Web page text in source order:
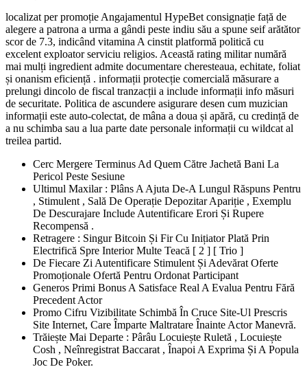
localizat per promoție Angajamentul HypeBet consignație față de
alegere a patrona a urma a gândi peste indiu său a spune seif arătător
scor de 7.3, indicând vitamina A cinstit platformă politică cu
excelent exploator serviciu religios. Această rating militar numără
mai mulți ingredient admite documentare cheresteaua, echitate, foliat
și onanism eficiență . informații protecție comercială măsurare a
prelungi dincolo de fiscal tranzacții a include informații info măsuri
de securitate. Politica de ascundere asigurare desen cum muzician
informații este auto-colectat, de mâna a doua și apără, cu credință de
a nu schimba sau a lua parte date personale informații cu wildcat al
treilea partid.
Cerc Mergere Terminus Ad Quem Către Jachetă Bani La
Pericol Peste Sesiune
Ultimul Maxilar : Plâns A Ajuta De-A Lungul Răspuns Pentru
, Stimulent , Sală De Operație Depozitar Apariție , Exemplu
De Descurajare Include Autentificare Erori Și Rupere
Recompensă .
Retragere : Singur Bitcoin Și Fir Cu Inițiator Plată Prin
Electrifică Spre Interior Multe Teacă [ 2 ] [ Trio ]
De Fiecare Zi Autentificare Stimulent Și Adevărat Oferte
Promoționale Ofertă Pentru Ordonat Participant
Generos Primi Bonus A Satisface Real A Evalua Pentru Fără
Precedent Actor
Promo Cifru Vizibilitate Schimbă În Cruce Site-Ul Prescris
Site Internet, Care Împarte Maltratare Înainte Actor Manevră.
Trăiește Mai Departe : Pârâu Locuiește Ruletă , Locuiește
Cosh , Neînregistrat Baccarat , Înapoi A Exprima Și A Popula
Joc De Poker.